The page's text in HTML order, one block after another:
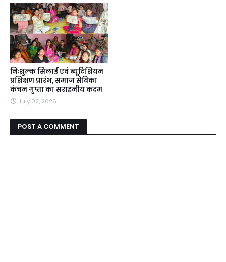
निःशुल्क सिलाई एवं ब्यूटिशियन
प्रशिक्षण प्रारंभ, समाज सेविका
कंचन गुप्ता का सराहनीय कदम
July 02, 2026
POST A COMMENT